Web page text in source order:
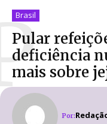
Brasil
Pular
deficiência
mais sobre
Por: